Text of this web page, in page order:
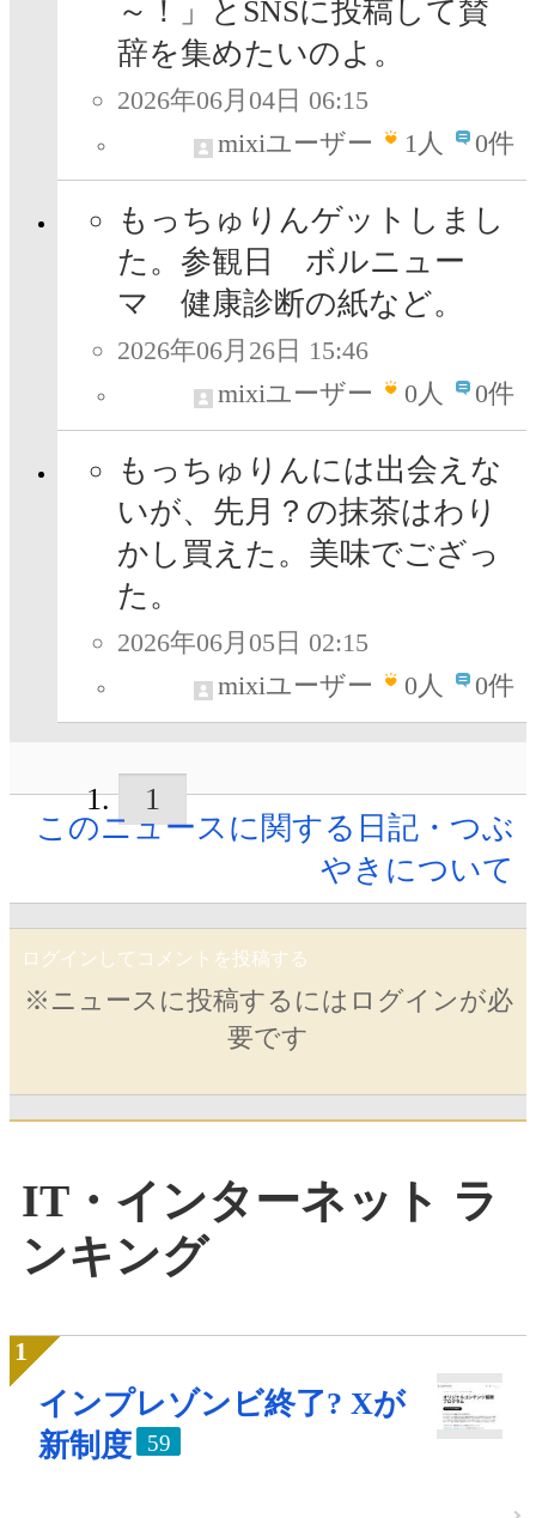
～！」とSNSに投稿して賛
辞を集めたいのよ。
2026年06月04日 06:15
mixiユーザー
1人 0件
もっちゅりんゲットしまし
た。参観日 ボルニュー
マ 健康診断の紙など。
2026年06月26日 15:46
mixiユーザー
0人 0件
もっちゅりんには出会えな
いが、先月？の抹茶はわり
かし買えた。美味でござっ
た。
2026年06月05日 02:15
mixiユーザー
0人 0件
1
このニュースに関する日記・つぶ
やきについて
ログインしてコメントを投稿する
※ニュースに投稿するにはログインが必
要です
IT・インターネット ラ
ンキング
インプレゾンビ終了? Xが
新制度
59